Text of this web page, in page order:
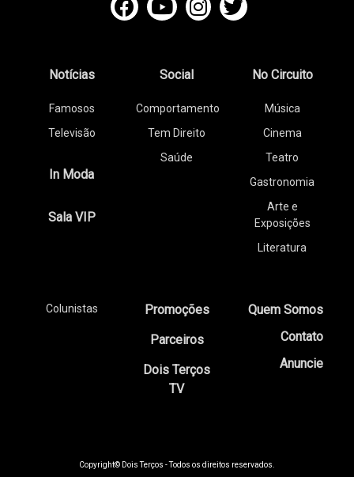
Notícias
Famosos
Televisão
In Moda
Sala VIP
Social
Comportamento
Tem Direito
Saúde
No Circuito
Música
Cinema
Teatro
Gastronomia
Arte e
Exposições
Literatura
Colunistas
Promoções
Parceiros
Dois Terços
TV
Quem Somos
Contato
Anuncie
Copyright© Dois Terços - Todos os direitos reservados.